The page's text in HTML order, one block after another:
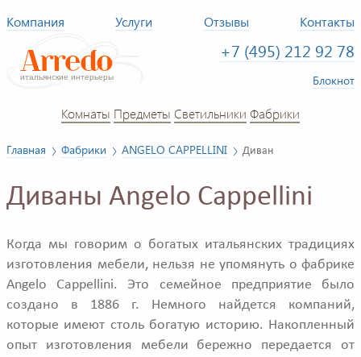
Компания Услуги Отзывы Контакты
+7 (495) 212 92 78
Блокнот
Комнаты Предметы Светильники Фабрики
Главная Фабрики ANGELO CAPPELLINI Диван
Диваны Angelo Cappellini
Когда мы говорим о богатых итальянских традициях
изготовления мебели, нельзя не упомянуть о фабрике
Angelo Cappellini. Это семейное предприятие было
создано в 1886 г. Немного найдется компаний,
которые имеют столь богатую историю. Накопленный
опыт изготовления мебели бережно передается от